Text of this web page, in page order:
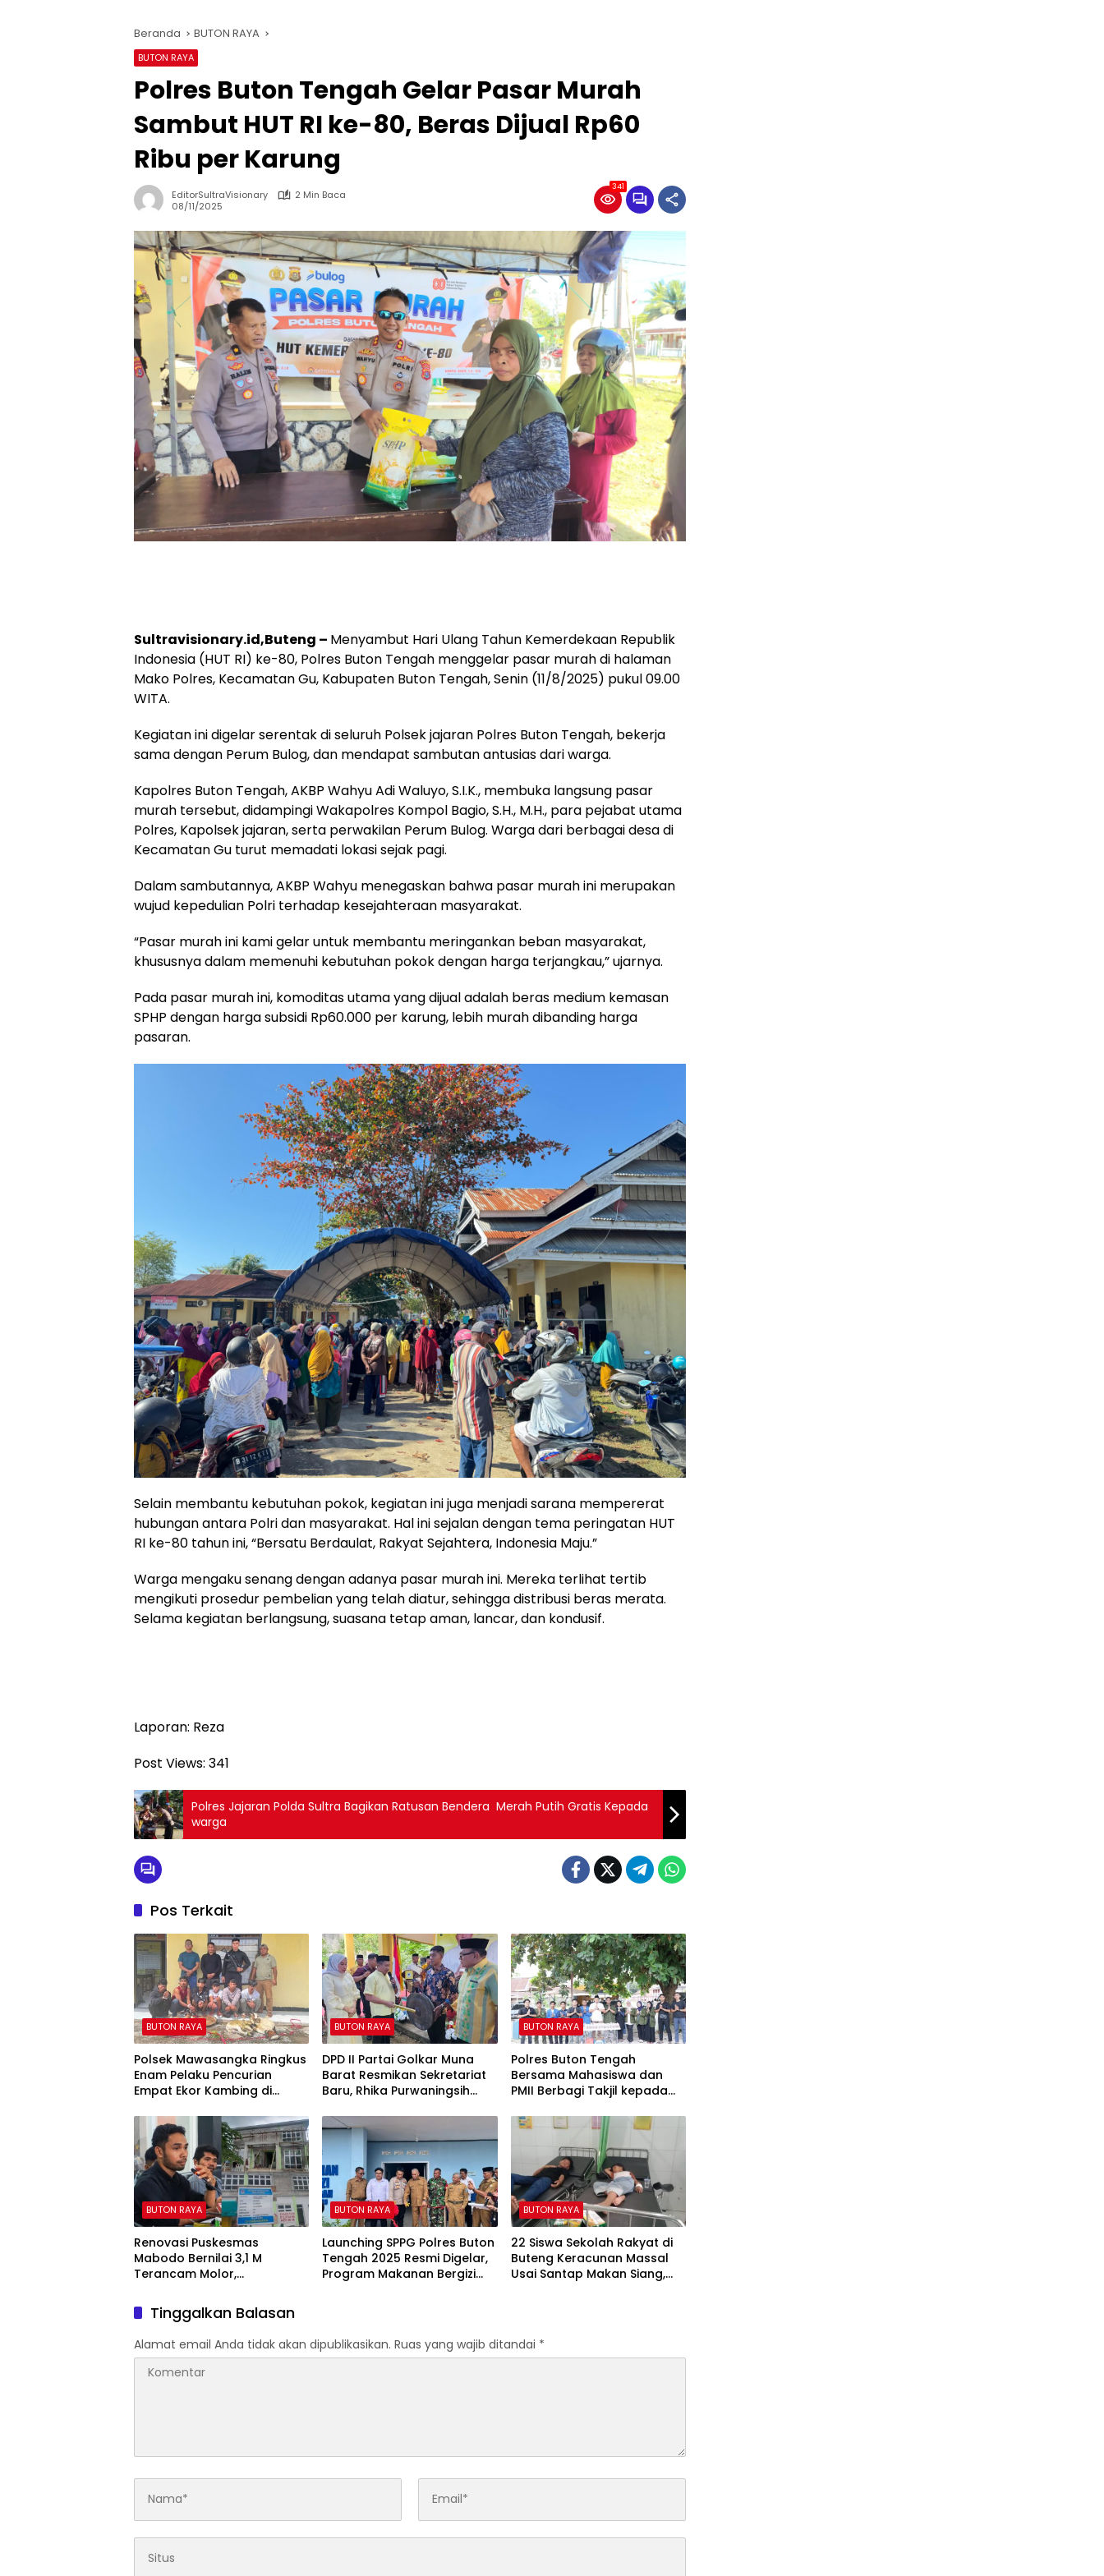
Beranda BUTON RAYA
BUTON RAYA
Polres Buton Tengah Gelar Pasar Murah
Sambut HUT RI ke-80, Beras Dijual Rp60
Ribu per Karung
EditorSultraVisionary
2 Min Baca
08/11/2025
341
Sultravisionary.id,Buteng – Menyambut Hari Ulang Tahun Kemerdekaan Republik
Indonesia (HUT RI) ke-80, Polres Buton Tengah menggelar pasar murah di halaman
Mako Polres, Kecamatan Gu, Kabupaten Buton Tengah, Senin (11/8/2025) pukul 09.00
WITA.
Kegiatan ini digelar serentak di seluruh Polsek jajaran Polres Buton Tengah, bekerja
sama dengan Perum Bulog, dan mendapat sambutan antusias dari warga.
Kapolres Buton Tengah, AKBP Wahyu Adi Waluyo, S.I.K., membuka langsung pasar
murah tersebut, didampingi Wakapolres Kompol Bagio, S.H., M.H., para pejabat utama
Polres, Kapolsek jajaran, serta perwakilan Perum Bulog. Warga dari berbagai desa di
Kecamatan Gu turut memadati lokasi sejak pagi.
Dalam sambutannya, AKBP Wahyu menegaskan bahwa pasar murah ini merupakan
wujud kepedulian Polri terhadap kesejahteraan masyarakat.
“Pasar murah ini kami gelar untuk membantu meringankan beban masyarakat,
khususnya dalam memenuhi kebutuhan pokok dengan harga terjangkau,” ujarnya.
Pada pasar murah ini, komoditas utama yang dijual adalah beras medium kemasan
SPHP dengan harga subsidi Rp60.000 per karung, lebih murah dibanding harga
pasaran.
Selain membantu kebutuhan pokok, kegiatan ini juga menjadi sarana mempererat
hubungan antara Polri dan masyarakat. Hal ini sejalan dengan tema peringatan HUT
RI ke-80 tahun ini, “Bersatu Berdaulat, Rakyat Sejahtera, Indonesia Maju.”
Warga mengaku senang dengan adanya pasar murah ini. Mereka terlihat tertib
mengikuti prosedur pembelian yang telah diatur, sehingga distribusi beras merata.
Selama kegiatan berlangsung, suasana tetap aman, lancar, dan kondusif.
Laporan: Reza
Post Views: 341
Polres Jajaran Polda Sultra Bagikan Ratusan Bendera Merah Putih Gratis Kepada
warga
Pos Terkait
BUTON RAYA
Polsek Mawasangka Ringkus
Enam Pelaku Pencurian
Empat Ekor Kambing di
BUTON RAYA
DPD II Partai Golkar Muna
Barat Resmikan Sekretariat
Baru, Rhika Purwaningsih
BUTON RAYA
Polres Buton Tengah
Bersama Mahasiswa dan
PMII Berbagi Takjil kepada
BUTON RAYA
Renovasi Puskesmas
Mabodo Bernilai 3,1 M
Terancam Molor,
Dinilai Mandul.
BUTON RAYA
Launching SPPG Polres Buton
Tengah 2025 Resmi Digelar,
Program Makanan Bergizi
BUTON RAYA
22 Siswa Sekolah Rakyat di
Buteng Keracunan Massal
Usai Santap Makan Siang,
Tinggalkan Balasan
Alamat email Anda tidak akan dipublikasikan. Ruas yang wajib ditandai *